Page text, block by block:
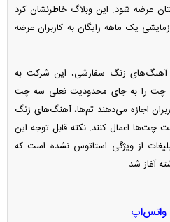
دلار) در پاکستان عرضه شود. این وبلاگ خاطرنشان کرد
یک ماهه رایگان به کاربران عرضه
و آهنگ‌های زنگ سفارشی، این شرکت به
کاربران اجازه می‌دهد تا حداکثر ۲۰ چت را به جای محدودیت فعلی سه چت
اجازه می‌دهند تم‌ها، آهنگ‌های زنگ
چت‌ها اعمال کنند. نکته قابل توجه این
از ویژگی استاتوس نشده است که
آغاز شد.
واتس‌اپ